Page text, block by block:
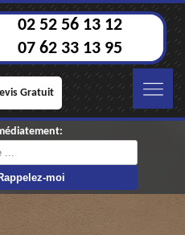
02 52 56 13 12
07 62 33 13 95
Gratuit